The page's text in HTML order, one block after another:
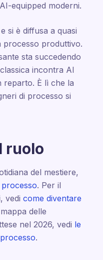
equipped moderni.
si è diffusa a quasi
processo produttivo.
sta succedendo
incontra AI
reparto. È lì che la
di processo si
ruolo
del mestiere,
processo. Per il
vedi come diventare
delle
nel 2026, vedi le
.